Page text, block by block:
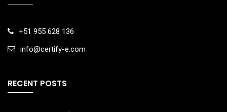
+51 955 628 136
info@certify-e.com
RECENT POSTS